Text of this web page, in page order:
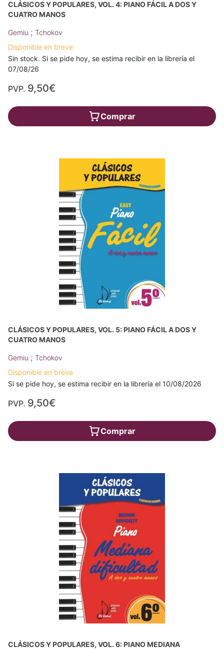
CLÁSICOS Y POPULARES, VOL. 4: PIANO FÁCIL A DOS Y
CUATRO MANOS
Gemiu ; Tchokov
Disponible en breve
Sin stock. Si se pide hoy, se estima recibir en la librería el
07/08/26
PVP. 9,50€
Comprar
CLÁSICOS Y POPULARES, VOL. 5: PIANO FÁCIL A DOS Y
CUATRO MANOS
Gemiu ; Tchokov
Disponible en breve
Si se pide hoy, se estima recibir en la librería el 10/08/2026
PVP. 9,50€
Comprar
CLÁSICOS Y POPULARES, VOL. 6: PIANO MEDIANA